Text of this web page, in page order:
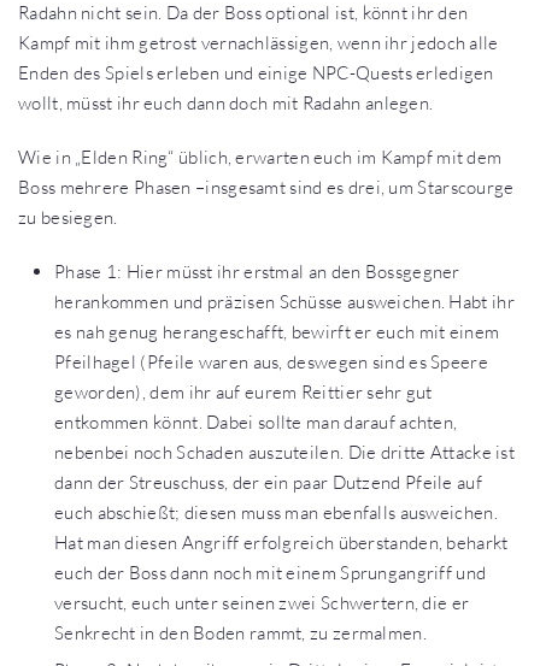
Radahn nicht sein. Da der Boss optional ist, könnt ihr den
Kampf mit ihm getrost vernachlässigen, wenn ihr jedoch alle
Enden des Spiels erleben und einige NPC-Quests erledigen
wollt, müsst ihr euch dann doch mit Radahn anlegen.
Wie in „Elden Ring“ üblich, erwarten euch im Kampf mit dem
Boss mehrere Phasen –insgesamt sind es drei, um Starscourge
zu besiegen.
Phase 1: Hier müsst ihr erstmal an den Bossgegner
herankommen und präzisen Schüsse ausweichen. Habt ihr
es nah genug herangeschafft, bewirft er euch mit einem
Pfeilhagel (Pfeile waren aus, deswegen sind es Speere
geworden), dem ihr auf eurem Reittier sehr gut
entkommen könnt. Dabei sollte man darauf achten,
nebenbei noch Schaden auszuteilen. Die dritte Attacke ist
dann der Streuschuss, der ein paar Dutzend Pfeile auf
euch abschießt; diesen muss man ebenfalls ausweichen.
Hat man diesen Angriff erfolgreich überstanden, beharkt
euch der Boss dann noch mit einem Sprungangriff und
versucht, euch unter seinen zwei Schwertern, die er
Senkrecht in den Boden rammt, zu zermalmen.